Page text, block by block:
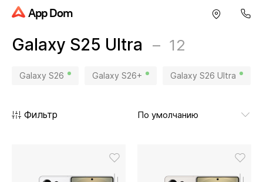
App Dom
Galaxy S25 Ultra 12
Galaxy S26 Galaxy S26+ Galaxy S26 Ultra
Фильтр